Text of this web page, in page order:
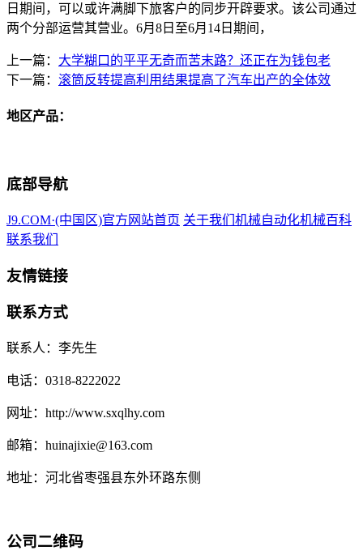
日期间，可以或许满脚下旅客户的同步开辟要求。该公司通过
两个分部运营其营业。6月8日至6月14日期间，
上一篇： 大学糊口的平平无奇而苦末路？还正在为钱包老
下一篇： 滚筒反转提高利用结果提高了汽车出产的全体效
地区产品：
底部导航
J9.COM·(中国区)官方网站首页 关于我们 机械自动化机械百科
联系我们
友情链接
联系方式
联系人：李先生
电话：0318-8222022
网址：http://www.sxqlhy.com
邮箱：huinajixie@163.com
地址：河北省枣强县东外环路东侧
公司二维码